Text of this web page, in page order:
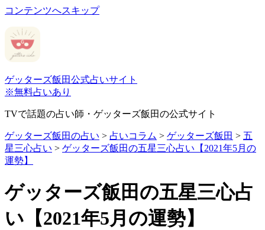
コンテンツへスキップ
ゲッターズ飯田公式占いサイト
※無料占いあり
TVで話題の占い師・ゲッターズ飯田の公式サイト
ゲッターズ飯田の占い > 占いコラム > ゲッターズ飯田 > 五
星三心占い > ゲッターズ飯田の五星三心占い【2021年5月の
運勢】
ゲッターズ飯田の五星三心占
い【2021年5月の運勢】